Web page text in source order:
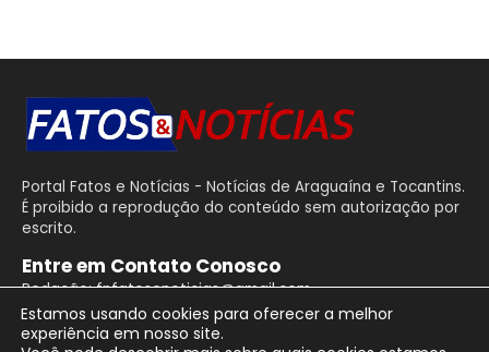
Portal Fatos e Notícias - Notícias de Araguaína e Tocantins.
É proibido a reprodução do conteúdo sem autorização por
escrito.
Entre em Contato Conosco
Redação: fnfatosenoticias@gmail.com
Estamos usando cookies para oferecer a melhor
experiência em nosso site.